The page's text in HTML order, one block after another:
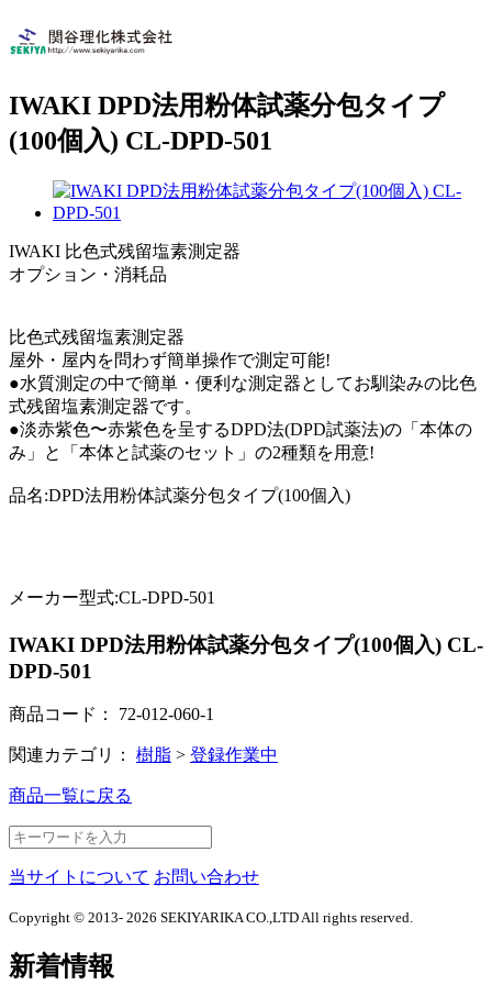
IWAKI DPD法用粉体試薬分包タイプ
(100個入) CL-DPD-501
IWAKI 比色式残留塩素測定器
オプション・消耗品
比色式残留塩素測定器
屋外・屋内を問わず簡単操作で測定可能!
●水質測定の中で簡単・便利な測定器としてお馴染みの比色
式残留塩素測定器です。
●淡赤紫色〜赤紫色を呈するDPD法(DPD試薬法)の「本体の
み」と「本体と試薬のセット」の2種類を用意!
品名:DPD法用粉体試薬分包タイプ(100個入)
メーカー型式:CL-DPD-501
IWAKI DPD法用粉体試薬分包タイプ(100個入) CL-
DPD-501
商品コード： 72-012-060-1
関連カテゴリ： 樹脂 > 登録作業中
商品一覧に戻る
当サイトについて お問い合わせ
Copyright © 2013- 2026 SEKIYARIKA CO.,LTD All rights reserved.
新着情報